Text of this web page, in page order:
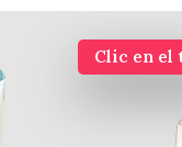
Clic en el